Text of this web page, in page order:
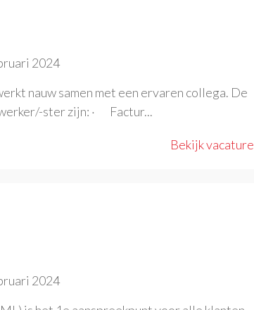
2024
nauw samen met een ervaren collega. De
ster zijn: · Factur...
Bekijk vacature
2024